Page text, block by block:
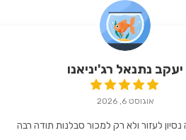
יעקב נתנאל רג'יניאנו
אוגוסט 6, 2026
נסיון לעזור ולא רק למכור סבלנות תודה רבה